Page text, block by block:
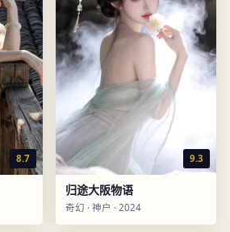
8.7 9.3
归途大阪物语
奇幻 · 神户 · 2024